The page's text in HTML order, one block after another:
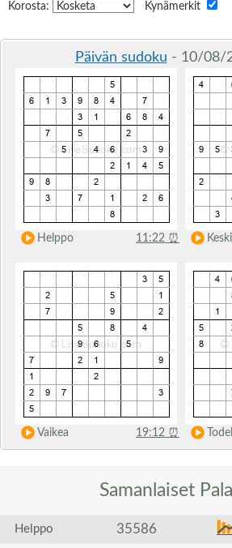
Korosta: Kynämerkit
Päivän sudoku - 10/08/
Helppo 11:22 ⏰
Vaikea 19:12 ⏰
Samanlaiset
Helppo 35586